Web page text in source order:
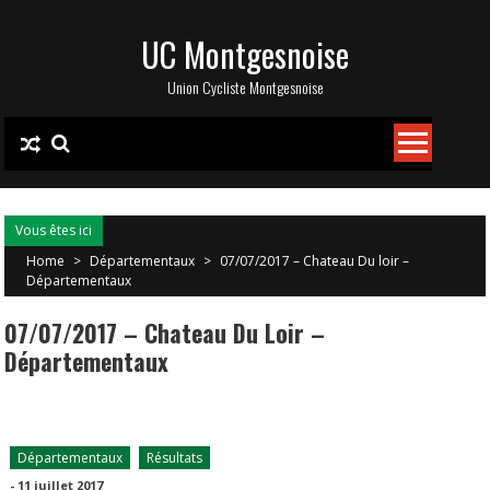
UC Montgesnoise
Union Cycliste Montgesnoise
Vous êtes ici
Home > Départementaux > 07/07/2017 – Chateau Du loir –
Départementaux
07/07/2017 – Chateau Du Loir –
Départementaux
Départementaux Résultats
- 11 juillet 2017